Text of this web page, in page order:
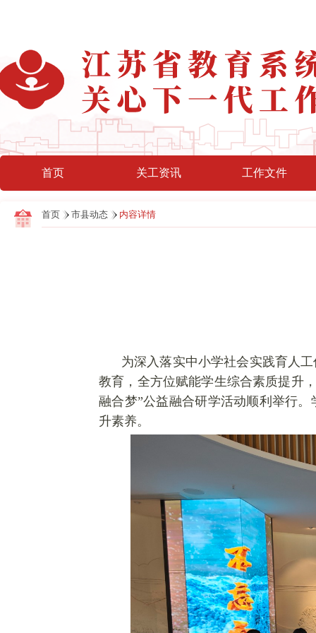
首页 关工资讯 工作文件
首页 市县动态 内容详情
为深入落实中小学社会实践育人
教育，全方位赋能学生综合素质提升
融合梦”公益融合研学活动顺利举行。
升素养。